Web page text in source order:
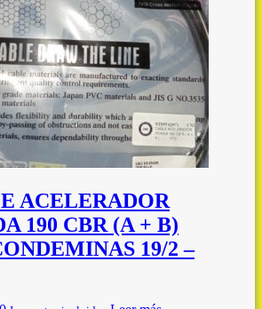
ACELERADOR
190 CBR (A + B)
19/2 –